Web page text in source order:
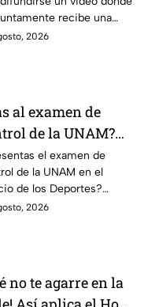
y abre
recibe una
para evitar una
2026
al examen de
de la UNAM?
llegar al
de los Deportes
camión y
el examen de
de la UNAM en el
de los Deportes?
cómo llegar en
2026
no te agarre en la